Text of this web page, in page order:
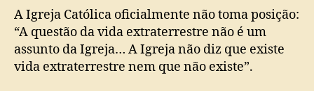
A Igreja Católica oficialmente não toma posição:
“A questão da vida extraterrestre não é um
assunto da Igreja… A Igreja não diz que existe
vida extraterrestre nem que não existe”.